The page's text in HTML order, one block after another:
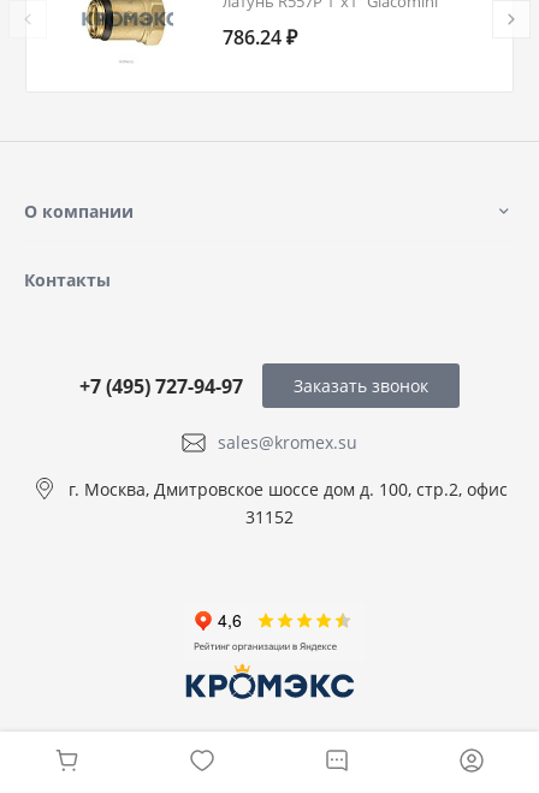
786.24 ₽
О компании
Контакты
sales@kromex.su
+7 (495) 727-94-97
г. Москва, Дмитровское шоссе дом д. 100, стр.2, офис
31152
Заказать звонок
© 2026 ООО КРОМЭКС, Все права защищены